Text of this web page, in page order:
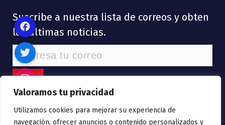
Valoramos tu privacidad
Utilizamos cookies para mejorar su experiencia de
navegación, ofrecer anuncios o contenido personalizados y
Suscribe a nuestra lista de correos y obten
las últimas noticias.